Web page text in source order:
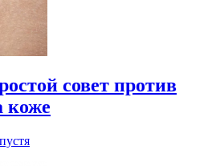
совет против
коже